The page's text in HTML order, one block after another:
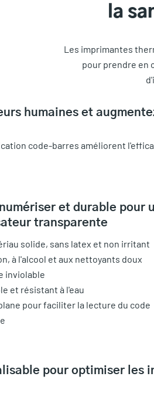
la
Les imprimantes
pour prendre en
humaines et
code-barres améliorent
et durable pour
transparente
solide, sans latex et non irritant
à l'alcool et aux nettoyants doux
inviolable
et résistant à l'eau
pour faciliter la lecture du code
pour optimiser les